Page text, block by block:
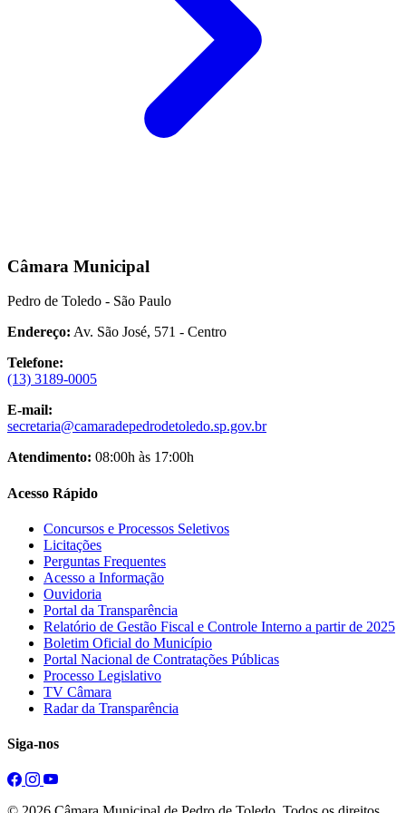
Câmara Municipal
Pedro de Toledo - São Paulo
Endereço: Av. São José, 571 - Centro
Telefone:
(13) 3189-0005
E-mail:
secretaria@camaradepedrodetoledo.sp.gov.br
Atendimento: 08:00h às 17:00h
Acesso Rápido
Concursos e Processos Seletivos
Licitações
Perguntas Frequentes
Acesso a Informação
Ouvidoria
Portal da Transparência
Relatório de Gestão Fiscal e Controle Interno a partir de 2025
Boletim Oficial do Município
Portal Nacional de Contratações Públicas
Processo Legislativo
TV Câmara
Radar da Transparência
Siga-nos